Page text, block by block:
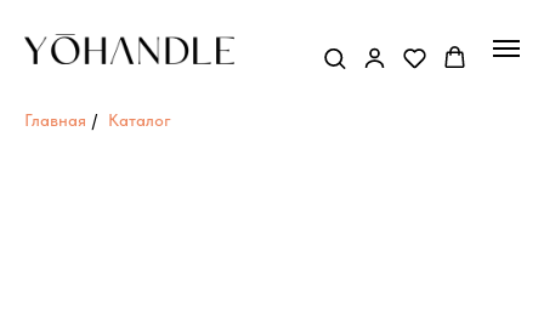
Главная / Каталог